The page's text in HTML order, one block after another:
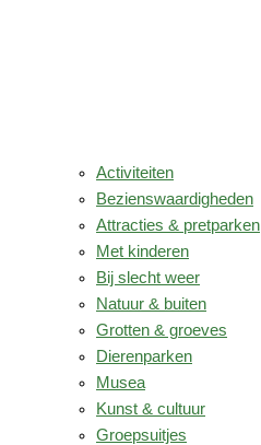
Activiteiten
Bezienswaardigheden
Attracties & pretparken
Met kinderen
Bij slecht weer
Natuur & buiten
Grotten & groeves
Dierenparken
Musea
Kunst & cultuur
Groepsuitjes